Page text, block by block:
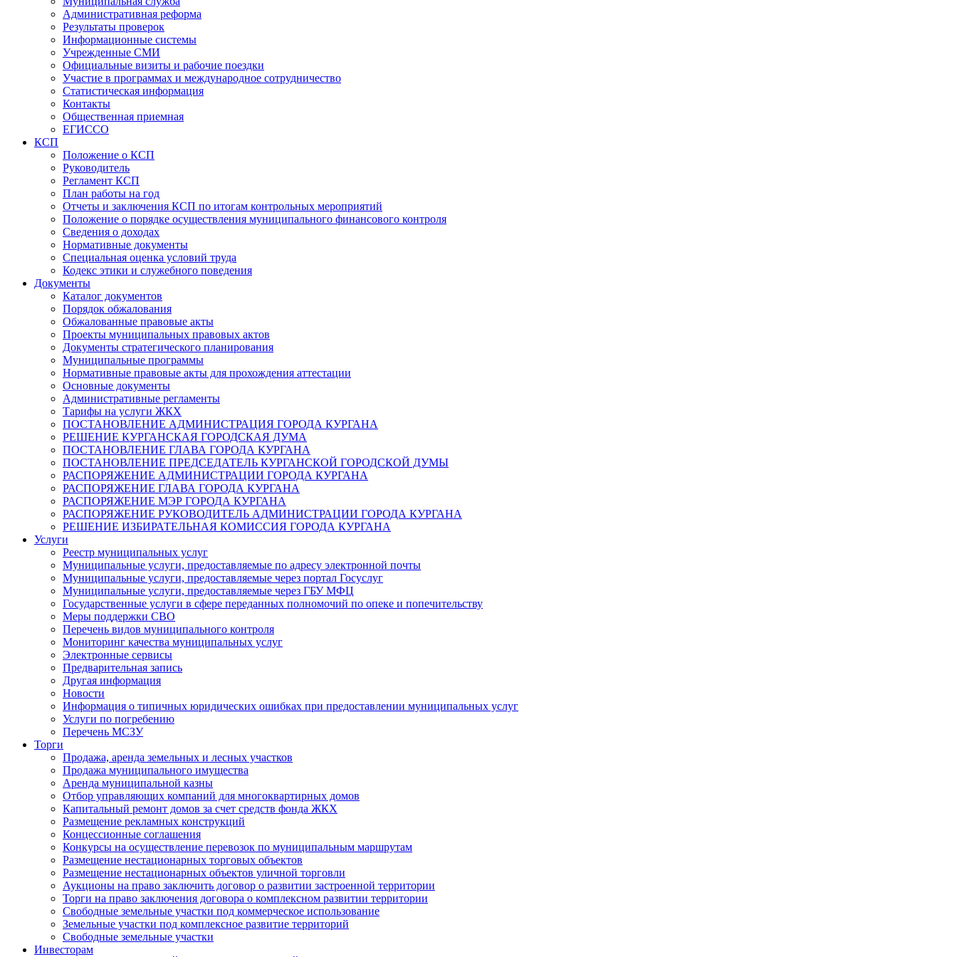
Административная реформа
Результаты проверок
Информационные системы
Учрежденные СМИ
Официальные визиты и рабочие поездки
Участие в программах и международное сотрудничество
Статистическая информация
Контакты
Общественная приемная
ЕГИССО
КСП
Положение о КСП
Руководитель
Регламент КСП
План работы на год
Отчеты и заключения КСП по итогам контрольных мероприятий
Положение о порядке осуществления муниципального финансового контроля
Сведения о доходах
Нормативные документы
Специальная оценка условий труда
Кодекс этики и служебного поведения
Документы
Каталог документов
Порядок обжалования
Обжалованные правовые акты
Проекты муниципальных правовых актов
Документы стратегического планирования
Муниципальные программы
Нормативные правовые акты для прохождения аттестации
Основные документы
Административные регламенты
Тарифы на услуги ЖКХ
ПОСТАНОВЛЕНИЕ АДМИНИСТРАЦИЯ ГОРОДА КУРГАНА
РЕШЕНИЕ КУРГАНСКАЯ ГОРОДСКАЯ ДУМА
ПОСТАНОВЛЕНИЕ ГЛАВА ГОРОДА КУРГАНА
ПОСТАНОВЛЕНИЕ ПРЕДСЕДАТЕЛЬ КУРГАНСКОЙ ГОРОДСКОЙ ДУМЫ
РАСПОРЯЖЕНИЕ АДМИНИСТРАЦИИ ГОРОДА КУРГАНА
РАСПОРЯЖЕНИЕ ГЛАВА ГОРОДА КУРГАНА
РАСПОРЯЖЕНИЕ МЭР ГОРОДА КУРГАНА
РАСПОРЯЖЕНИЕ РУКОВОДИТЕЛЬ АДМИНИСТРАЦИИ ГОРОДА КУРГАНА
РЕШЕНИЕ ИЗБИРАТЕЛЬНАЯ КОМИССИЯ ГОРОДА КУРГАНА
Услуги
Реестр муниципальных услуг
Муниципальные услуги, предоставляемые по адресу электронной почты
Муниципальные услуги, предоставляемые через портал Госуслуг
Муниципальные услуги, предоставляемые через ГБУ МФЦ
Государственные услуги в сфере переданных полномочий по опеке и попечительству
Меры поддержки СВО
Перечень видов муниципального контроля
Мониторинг качества муниципальных услуг
Электронные сервисы
Предварительная запись
Другая информация
Новости
Информация о типичных юридических ошибках при предоставлении муниципальных услуг
Услуги по погребению
Перечень МСЗУ
Торги
Продажа, аренда земельных и лесных участков
Продажа муниципального имущества
Аренда муниципальной казны
Отбор управляющих компаний для многоквартирных домов
Капитальный ремонт домов за счет средств фонда ЖКХ
Размещение рекламных конструкций
Концессионные соглашения
Конкурсы на осуществление перевозок по муниципальным маршрутам
Размещение нестационарных торговых объектов
Размещение нестационарных объектов уличной торговли
Аукционы на право заключить договор о развитии застроенной территории
Торги на право заключения договора о комплексном развитии территории
Свободные земельные участки под коммерческое использование
Земельные участки под комплексное развитие территорий
Свободные земельные участки
Инвесторам